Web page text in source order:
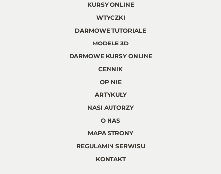
KURSY ONLINE
WTYCZKI
DARMOWE TUTORIALE
MODELE 3D
DARMOWE KURSY ONLINE
CENNIK
OPINIE
ARTYKUŁY
NASI AUTORZY
O NAS
MAPA STRONY
REGULAMIN SERWISU
KONTAKT